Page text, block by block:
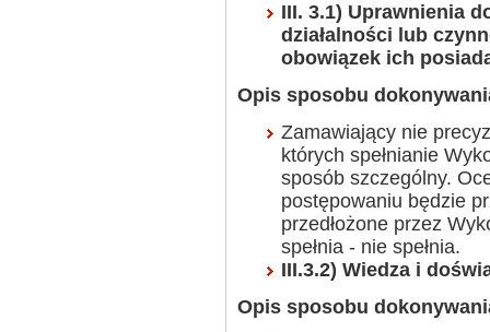
III. 3.1) Uprawnienia
działalności lub
obowiązek ich
Opis sposobu
Zamawiający nie
których spełnianie
sposób szczególny.
postępowaniu będzie
przedłożone przez
spełnia - nie spełnia.
III.3.2) Wiedza i
Opis sposobu